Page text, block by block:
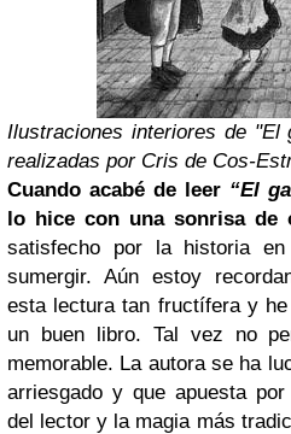
Ilustraciones interiores de "El
realizadas por Cris de Cos-
Cuando acabé de leer “El
lo hice con una sonrisa de
satisfecho por la historia
sumergir. Aún estoy
esta lectura tan fructífera y
un buen libro. Tal vez no
memorable. La autora se ha
arriesgado y que apuesta
del lector y la magia más